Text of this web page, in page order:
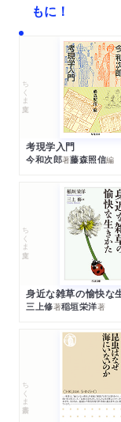
もに！
ちくま文庫
考現学入門
今和次郎著藤森照信編
ちくま文庫
身近な雑草の愉快な
三上修著稲垣栄洋著
ちくま新書